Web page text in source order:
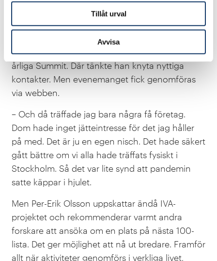
Tillåt urval
Avvisa
att få företag intresserade. Men även inom
andra branscher finns behov. Där är man inte så
medvetna om möjligheterna.
Därför såg han fram emot Research2Bussiness
årliga Summit. Där tänkte han knyta nyttiga
kontakter. Men evenemanget fick genomföras
via webben.
– Och då träffade jag bara några få företag.
Dom hade inget jätteintresse för det jag håller
på med. Det är ju en egen nisch. Det hade säkert
gått bättre om vi alla hade träffats fysiskt i
Stockholm. Så det var lite synd att pandemin
satte käppar i hjulet.
Men Per-Erik Olsson uppskattar ändå IVA-
projektet och rekommenderar varmt andra
forskare att ansöka om en plats på nästa 100-
lista. Det ger möjlighet att nå ut bredare. Framför
allt när aktiviteter genomförs i verkliga livet,